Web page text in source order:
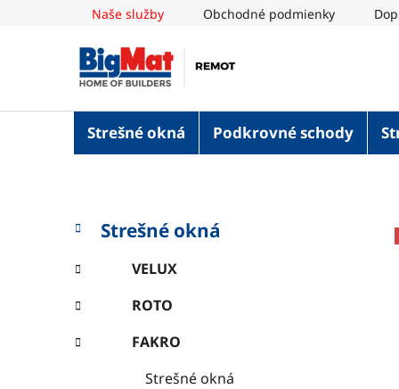
Naše služby Obchodné podmienky
Strešné okná Podkrovné schody
B
o
č
ý
p
Preskočiť
kategórie
K
a
e
g
ó
r
i
Strešné okná
VELUX
ROTO
FAKRO
Strešné okná